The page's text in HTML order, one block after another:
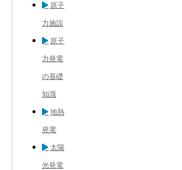
原子
力施設
原子
力発電
の基礎
知識
地熱
発電
太陽
光発電